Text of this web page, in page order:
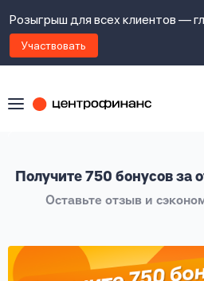
Розыгрыш для всех клиентов —
Участвовать
Получите 750 бонусов за
Оставьте отзыв и
Наши
контакты
ознакомлен
политикой